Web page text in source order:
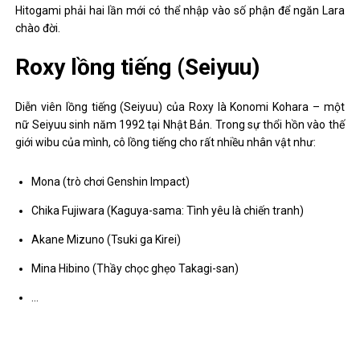
Hitogami phải hai lần mới có thể nhập vào số phận để ngăn Lara
chào đời.
Roxy lồng tiếng (Seiyuu)
Diễn viên lồng tiếng (Seiyuu) của Roxy là Konomi Kohara – một
nữ Seiyuu sinh năm 1992 tại Nhật Bản. Trong sự thổi hồn vào thế
giới wibu của mình, cô lồng tiếng cho rất nhiều nhân vật như:
Mona (trò chơi Genshin Impact)
Chika Fujiwara (Kaguya-sama: Tình yêu là chiến tranh)
Akane Mizuno (Tsuki ga Kirei)
Mina Hibino (Thầy chọc ghẹo Takagi-san)